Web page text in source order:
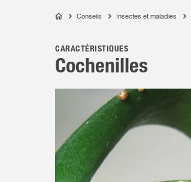
ALGOFLASH
Conseils Insectes et maladies
CARACTÉRISTIQUES
Cochenilles